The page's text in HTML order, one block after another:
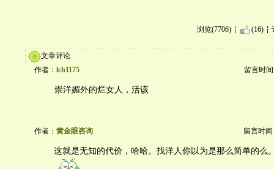
浏览(7706) (16)
文章评论
作者： lch1175 留言时间
崇洋媚外的烂女人，活该
作者： 黄金眼咨询 留言时间
这就是无知的代价，哈哈。找洋人你以为是那么简单的么